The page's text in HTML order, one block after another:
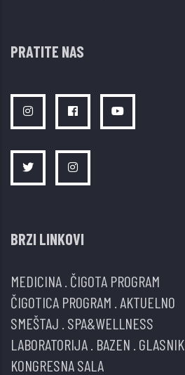
PRATITE NAS
BRZI LINKOVI
MEDICINA ČIGOTA PROGRAM
ČIGOTICA PROGRAM AKTUELNO
SMEŠTAJ SPA&WELLNESS
LABORATORIJA BAZEN GLASNIK
KONGRESNA SALA